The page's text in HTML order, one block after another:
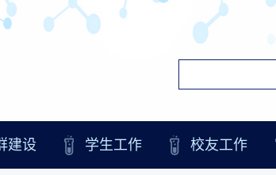
建设 学生工作 校友工作